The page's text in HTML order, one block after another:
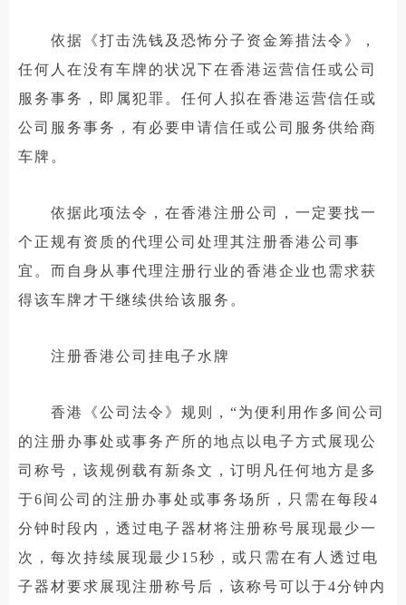
依据《打击洗钱及恐怖分子资金筹措法令》，
任何人在没有车牌的状况下在香港运营信任或公司
服务事务，即属犯罪。任何人拟在香港运营信任或
公司服务事务，有必要申请信任或公司服务供给商
车牌。
依据此项法令，在香港注册公司，一定要找一
个正规有资质的代理公司处理其注册香港公司事
宜。而自身从事代理注册行业的香港企业也需求获
得该车牌才干继续供给该服务。
注册香港公司挂电子水牌
香港《公司法令》规则，“为便利用作多间公司
的注册办事处或事务产所的地点以电子方式展现公
司称号，该规例载有新条文，订明凡任何地方是多
于6间公司的注册办事处或事务场所，只需在每段4
分钟时段内，透过电子器材将注册称号展现最少一
次，每次持续展现最少15秒，或只需在有人透过电
子器材要求展现注册称号后，该称号可以于4分钟内